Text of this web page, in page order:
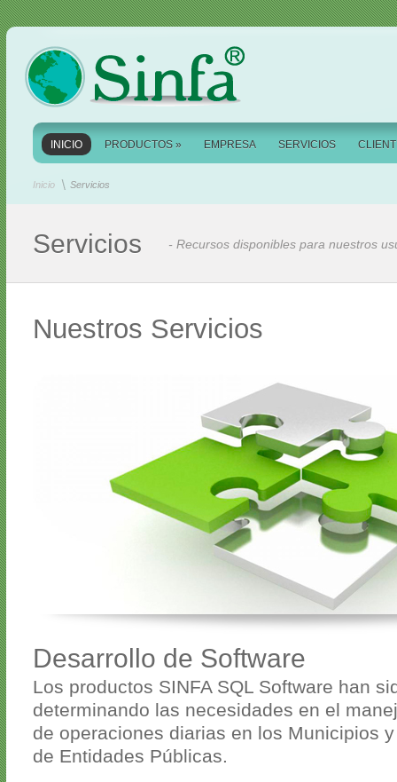
INICIO PRODUCTOS » EMPRESA SERVICIOS
Inicio Servicios
Servicios - Recursos disponibles para nuestros
Nuestros Servicios
Desarrollo de Software
Los productos SINFA SQL Software han
determinando las necesidades en el
de operaciones diarias en los Municipios
de Entidades Públicas.